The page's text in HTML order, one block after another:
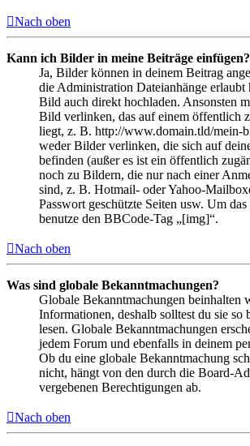
Nach oben
Kann ich Bilder in meine Beiträge einfügen?
Ja, Bilder können in deinem Beitrag
die Administration Dateianhänge erlaubt
Bild auch direkt hochladen. Ansonsten
Bild verlinken, das auf einem öffentlich
liegt, z. B. http://www.domain.tld/mein-
weder Bilder verlinken, die sich auf
befinden (außer es ist ein öffentlich
noch zu Bildern, die nur nach einer
sind, z. B. Hotmail- oder Yahoo-
Passwort geschützte Seiten usw. Um
benutze den BBCode-Tag „[img]“.
Nach oben
Was sind globale Bekanntmachungen?
Globale Bekanntmachungen beinhalten
Informationen, deshalb solltest du sie so
lesen. Globale Bekanntmachungen
jedem Forum und ebenfalls in deinem
Ob du eine globale Bekanntmachung
nicht, hängt von den durch die Board-
vergebenen Berechtigungen ab.
Nach oben